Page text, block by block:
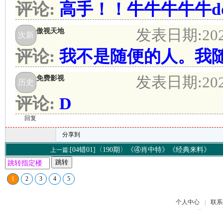
评论: 高手！！牛牛牛牛牛
次新 傲视天地 发表日期:
评论: 我不是随便的人。我
历史 免费影视 发表日期:
评论: D
回复
分享到
上一篇:[04错01]〈190期〉《④肖中特》《经典来料》
跳转
1 2 3 4 5
个人中心 |
联